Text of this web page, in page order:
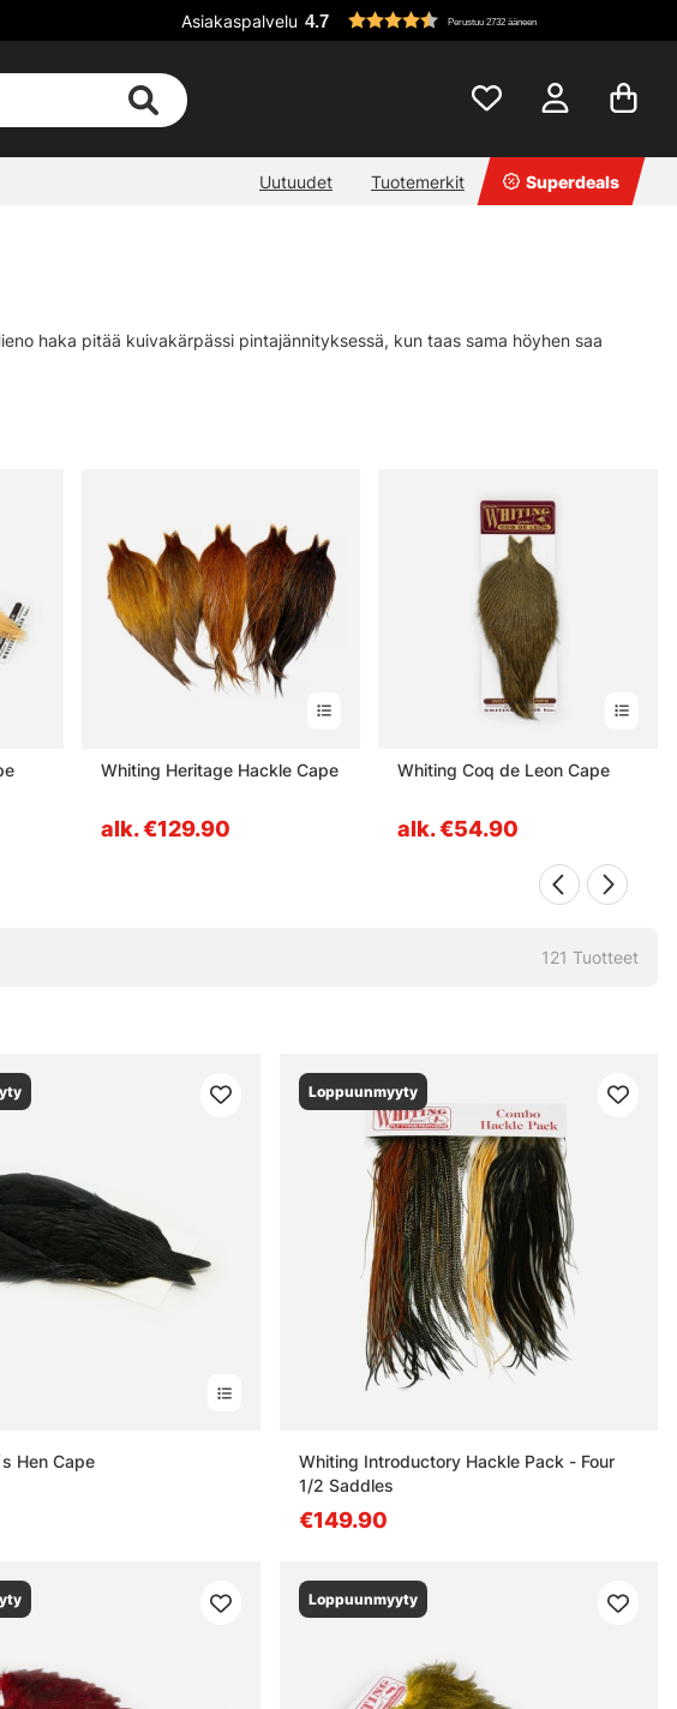
Asiakaspalvelu 4.7 Perustuu 2732 ääneen
Uutuudet Tuotemerkit Superdeals
haka pitää kuivakärpässi pintajännityksessä, kun taas sama höyhen saa
Whiting Heritage Hackle Cape
alk. €129.90
Whiting Coq de Leon Cape
alk. €54.90
121 Tuotteet
Hen Cape
Loppuunmyyty
Whiting Introductory Hackle Pack - Four
1/2 Saddles
€149.90
Loppuunmyyty